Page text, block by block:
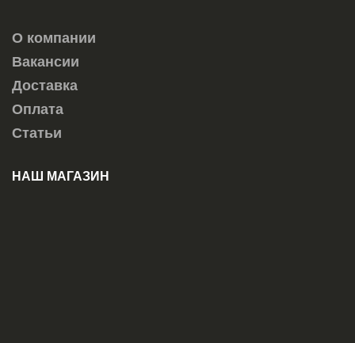
О компании
Вакансии
Доставка
Оплата
Статьи
НАШ МАГАЗИН